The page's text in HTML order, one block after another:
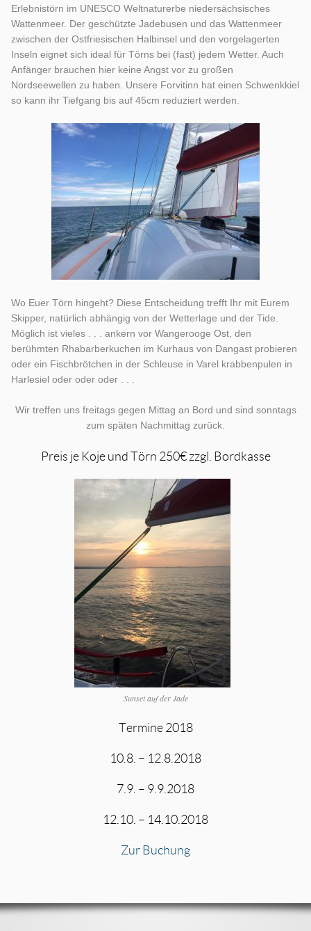
Erlebnistörn im UNESCO Weltnaturerbe niedersächsisches
Wattenmeer. Der geschützte Jadebusen und das Wattenmeer
zwischen der Ostfriesischen Halbinsel und den vorgelagerten
Inseln eignet sich ideal für Törns bei (fast) jedem Wetter. Auch
Anfänger brauchen hier keine Angst vor zu großen
Nordseewellen zu haben. Unsere Forvitinn hat einen Schwenkkiel
so kann ihr Tiefgang bis auf 45cm reduziert werden.
Wo Euer Törn hingeht? Diese Entscheidung trefft Ihr mit Eurem
Skipper, natürlich abhängig von der Wetterlage und der Tide.
Möglich ist vieles . . . ankern vor Wangerooge Ost, den
berühmten Rhabarberkuchen im Kurhaus von Dangast probieren
oder ein Fischbrötchen in der Schleuse in Varel krabbenpulen in
Harlesiel oder oder oder . . .
Wir treffen uns freitags gegen Mittag an Bord und sind sonntags
zum späten Nachmittag zurück.
Preis je Koje und Törn 250€ zzgl. Bordkasse
Sunset auf der Jade
Termine 2018
10.8. – 12.8.2018
7.9. – 9.9.2018
12.10. – 14.10.2018
Zur Buchung